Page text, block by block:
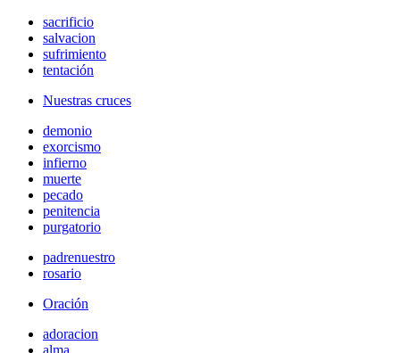
sacrificio
salvacion
sufrimiento
tentación
Nuestras cruces
demonio
exorcismo
infierno
muerte
pecado
penitencia
purgatorio
padrenuestro
rosario
Oración
adoracion
alma